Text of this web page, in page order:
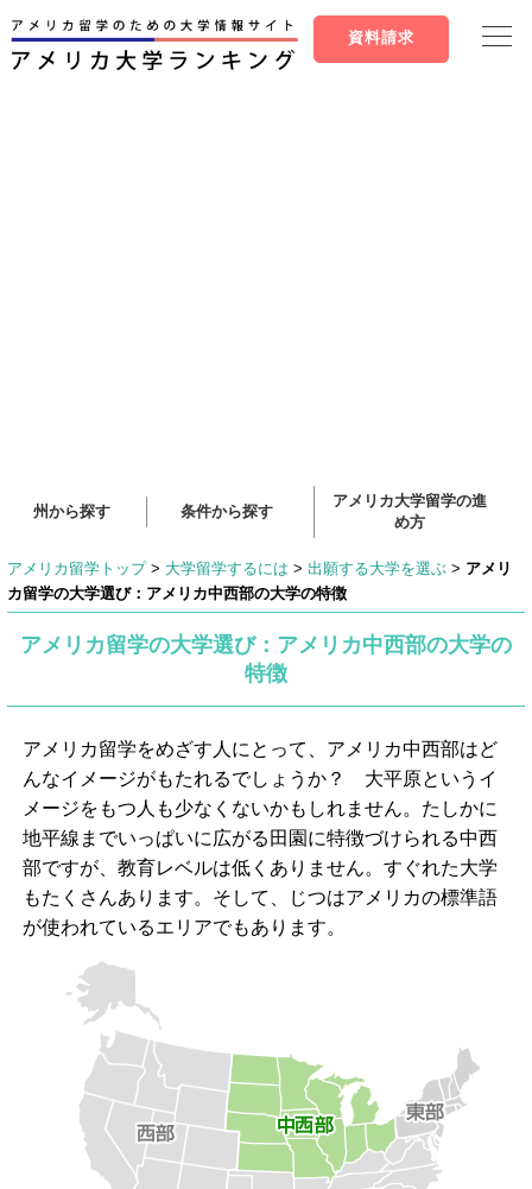
資料請求
州から探す 条件から探す
アメリカ大学留学の進
め方
アメリカ留学トップ > 大学留学するには > 出願する大学を選ぶ > アメリ
カ留学の大学選び：アメリカ中西部の大学の特徴
アメリカ留学の大学選び：アメリカ中西部の大学の
特徴
アメリカ留学をめざす人にとって、アメリカ中西部はど
んなイメージがもたれるでしょうか？ 大平原というイ
メージをもつ人も少なくないかもしれません。たしかに
地平線までいっぱいに広がる田園に特徴づけられる中西
部ですが、教育レベルは低くありません。すぐれた大学
もたくさんあります。そして、じつはアメリカの標準語
が使われているエリアでもあります。